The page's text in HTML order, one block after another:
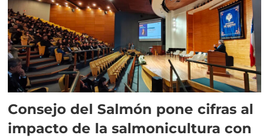
Consejo del Salmón pone cifras al
impacto de la salmonicultura con